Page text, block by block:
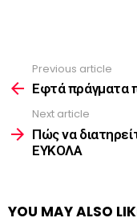
more
Previous article
Εφτά πράγματα
Next article
Πώς να
ΕΥΚΟΛΑ
YOU MAY ALSO